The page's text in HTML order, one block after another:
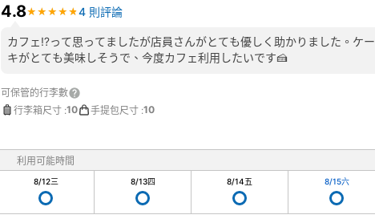
4.8★ ★ ★ ★ ★
★ ★ ★ ★ ★ 4 則評論
カフェ⁉️って思ってましたが店員さんがとても優しく助かりました。ケー
キがとても美味しそうで、今度カフェ利用したいです🍰
可保管的行李數
行李箱尺寸 :10 手提包尺寸 :10
利用可能時間
8/12三 8/13四 8/14五 8/15六